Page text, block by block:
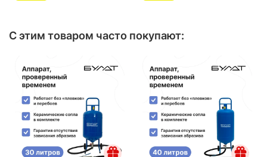
С этим товаром часто покупают: